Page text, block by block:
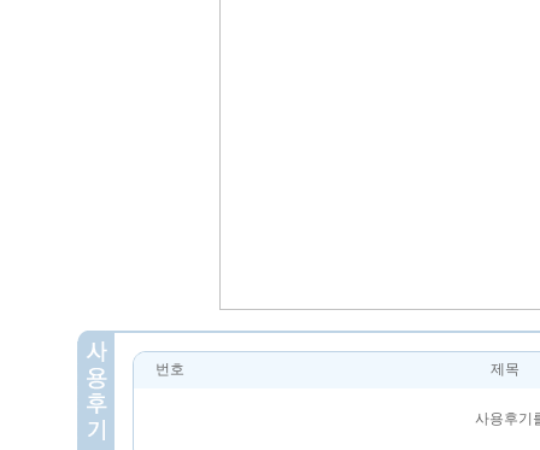
번호 제목
사용후기